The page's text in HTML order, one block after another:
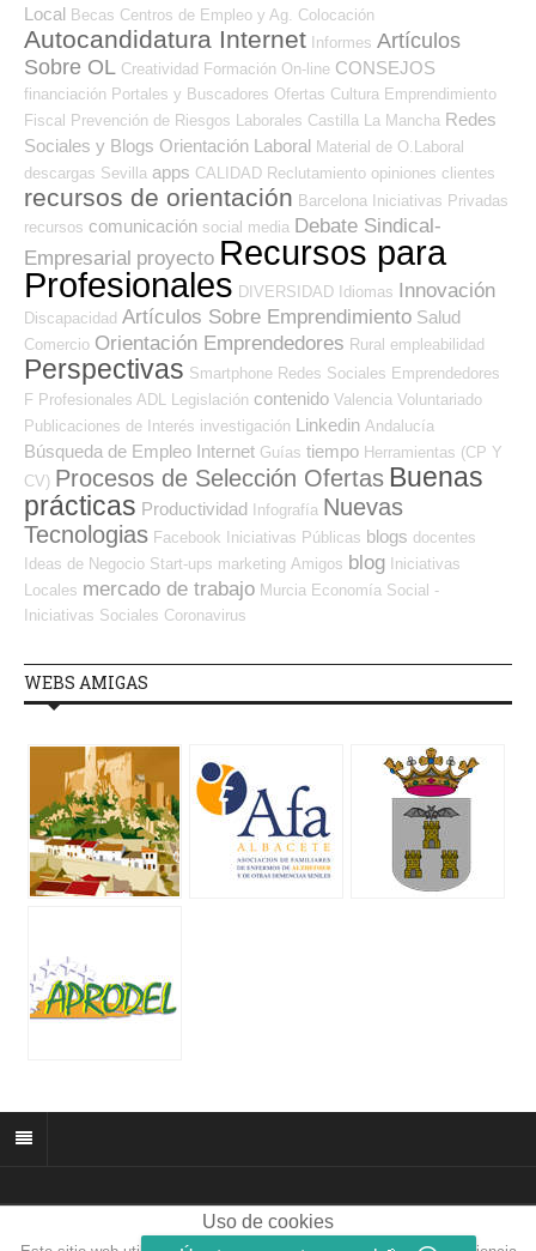
Local Becas Centros de Empleo y Ag. Colocación
Autocandidatura Internet Informes Artículos
Sobre OL Creatividad Formación On-line CONSEJOS
financiación Portales y Buscadores Ofertas Cultura Emprendimiento
Fiscal Prevención de Riesgos Laborales Castilla La Mancha Redes
Sociales y Blogs Orientación Laboral Material de O.Laboral
descargas Sevilla apps CALIDAD Reclutamiento opiniones clientes
recursos de orientación Barcelona Iniciativas Privadas
recursos comunicación social media Debate Sindical-
Empresarial proyecto Recursos para
Profesionales DIVERSIDAD Idiomas Innovación
Discapacidad Artículos Sobre Emprendimiento Salud
Comercio Orientación Emprendedores Rural empleabilidad
Perspectivas Smartphone Redes Sociales Emprendedores
F Profesionales ADL Legislación contenido Valencia Voluntariado
Publicaciones de Interés investigación Linkedin Andalucía
Búsqueda de Empleo Internet Guías tiempo Herramientas (CP Y
CV) Procesos de Selección Ofertas Buenas
prácticas Productividad Infografía Nuevas
Tecnologias Facebook Iniciativas Públicas blogs docentes
Ideas de Negocio Start-ups marketing Amigos blog Iniciativas
Locales mercado de trabajo Murcia Economía Social -
Iniciativas Sociales Coronavirus
WEBS AMIGAS
© 2026 muñozparreño.es | Creative commons.
Uso de cookies